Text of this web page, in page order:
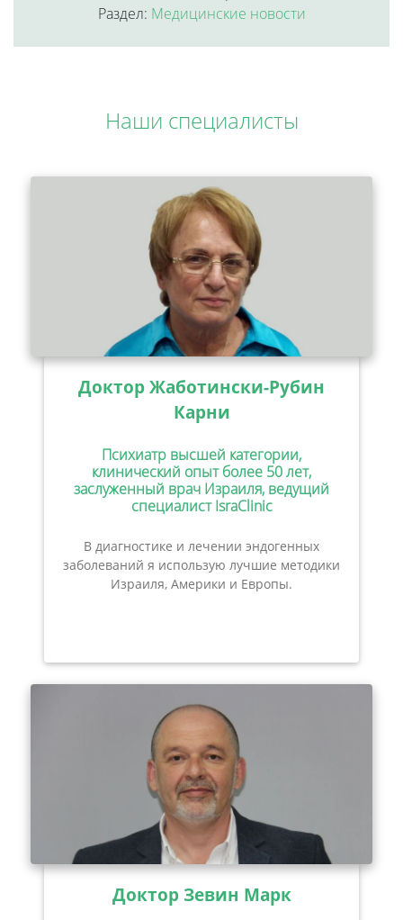
Раздел: Медицинские новости
Наши специалисты
Доктор Жаботински-Рубин
Карни
Психиатр высшей категории,
клинический опыт более 50 лет,
заслуженный врач Израиля, ведущий
специалист IsraClinic
В диагностике и лечении эндогенных
заболеваний я использую лучшие методики
Израиля, Америки и Европы.
Доктор Зевин Марк